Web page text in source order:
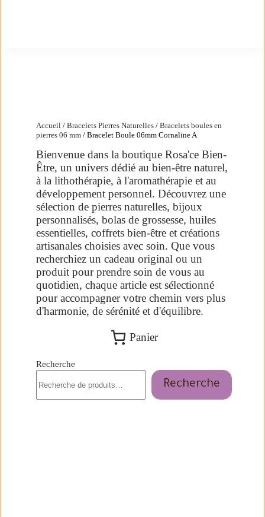
Accueil / Bracelets Pierres Naturelles / Bracelets boules en
pierres 06 mm / Bracelet Boule 06mm Cornaline A
Bienvenue dans la boutique Rosa'ce Bien-
Être, un univers dédié au bien-être naturel,
à la lithothérapie, à l'aromathérapie et au
développement personnel. Découvrez une
sélection de pierres naturelles, bijoux
personnalisés, bolas de grossesse, huiles
essentielles, coffrets bien-être et créations
artisanales choisies avec soin. Que vous
recherchiez un cadeau original ou un
produit pour prendre soin de vous au
quotidien, chaque article est sélectionné
pour accompagner votre chemin vers plus
d'harmonie, de sérénité et d'équilibre.
Panier
Recherche
Recherche